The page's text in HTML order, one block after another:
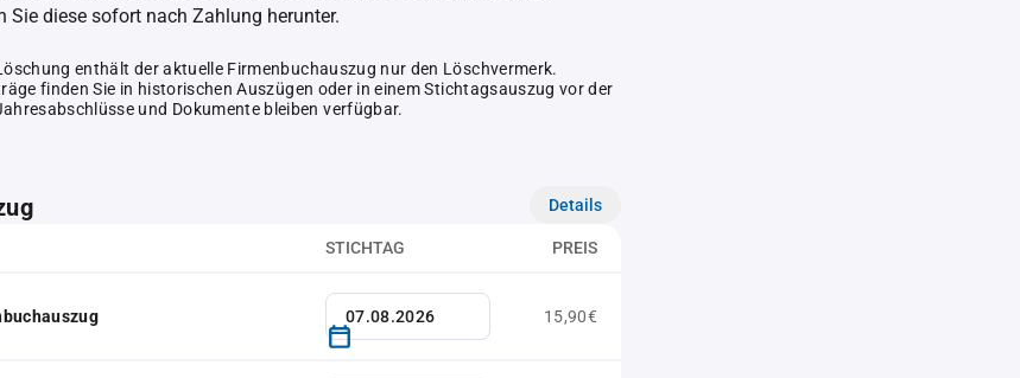
Sie diese sofort nach Zahlung herunter.
enthält der aktuelle Firmenbuchauszug nur den Löschvermerk.
finden Sie in historischen Auszügen oder in einem Stichtagsauszug vor der
und Dokumente bleiben verfügbar.
Details
STICHTAG PREIS
15,90€